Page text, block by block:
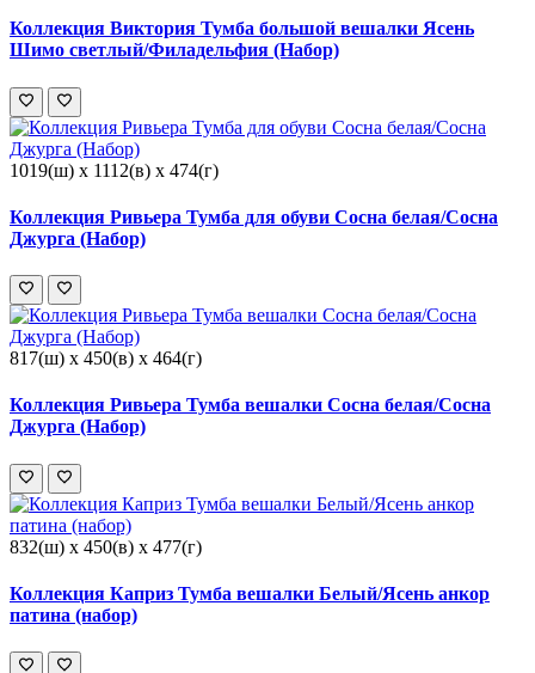
Коллекция Виктория Тумба большой вешалки Ясень
Шимо светлый/Филадельфия (Набор)
1019(ш) x 1112(в) x 474(г)
Коллекция Ривьера Тумба для обуви Сосна белая/Сосна
Джурга (Набор)
817(ш) x 450(в) x 464(г)
Коллекция Ривьера Тумба вешалки Сосна белая/Сосна
Джурга (Набор)
832(ш) x 450(в) x 477(г)
Коллекция Каприз Тумба вешалки Белый/Ясень анкор
патина (набор)